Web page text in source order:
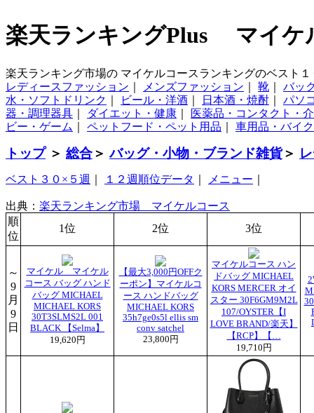
楽天ランキングPlus マイケ
楽天ランキング市場の マイケルコースランキングのベスト
レディースファッション
メンズファッション 靴
バッ
水・ソフトドリンク
ビール・洋酒 日本酒・焼酎
パソ
器・調理器具
ダイエット・健康
医薬品・コンタクト・
ビー・ゲーム
ペットフード・ペット用品 車用品・バイ
トップ＞ 総合＞バッグ・小物・ブランド雑貨＞
ベスト３０×５週 １２週順位データ メニュー
出典： 楽天ランキング市場 マイケルコース
順
位
1位 2位 3位
～
9
月
9
日
マイケル マイケル
コース バッグ ハンド
バッグ MICHAEL
MICHAEL KORS
30T3SLMS2L 001
BLACK 【Selma】
19,620円
【最大3,000円OFFク
ーポン】マイケルコ
ース ハンドバッグ
MICHAEL KORS
35h7ge0s5l ellis sm
conv satchel
23,800円
マイケルコース ハン
ドバッグ MICHAEL
KORS MERCER オイ
スター 30F6GM9M2L
107/OYSTER【I
LOVE BRAND/楽天】
【RCP】【…
19,710円